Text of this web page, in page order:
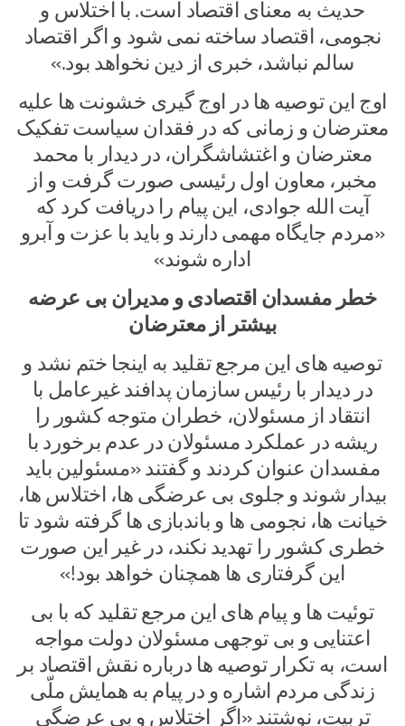
حدیث به معنای اقتصاد است. با اختلاس و
نجومی، اقتصاد ساخته نمی شود و اگر اقتصاد
سالم نباشد، خبری از دین نخواهد بود.»
اوج این توصیه ها در اوج گیری خشونت ها علیه
معترضان و زمانی که در فقدان سیاست تفکیک
معترضان و اغتشاشگران، در دیدار با محمد
مخبر، معاون اول رئیسی صورت گرفت و از
آیت الله جوادی، این پیام را دریافت کرد که
«مردم جایگاه مهمی دارند و باید با عزت و آبرو
اداره شوند»
خطر مفسدان اقتصادی و مدیران بی عرضه
بیشتر از معترضان
توصیه های این مرجع تقلید به اینجا ختم نشد و
در دیدار با رئیس سازمان پدافند غیرعامل با
انتقاد از مسئولان، خطران متوجه کشور را
ریشه در عملکرد مسئولان در عدم برخورد با
مفسدان عنوان کردند و گفتند «مسئولین باید
بیدار شوند و جلوی بی عرضگی ها، اختلاس ها،
خیانت ها، نجومی ها و باندبازی ها گرفته شود تا
خطری کشور را تهدید نکند، در غیر این صورت
این گرفتاری ها همچنان خواهد بود!»
توئیت ها و پیام های این مرجع تقلید که با بی
اعتنایی و بی توجهی مسئولان دولت مواجه
است، به تکرار توصیه ها درباره نقش اقتصاد بر
زندگی مردم اشاره و در پیام به همایش ملّی
تربیت، نوشتند «اگر اختلاس و بی عرضگی